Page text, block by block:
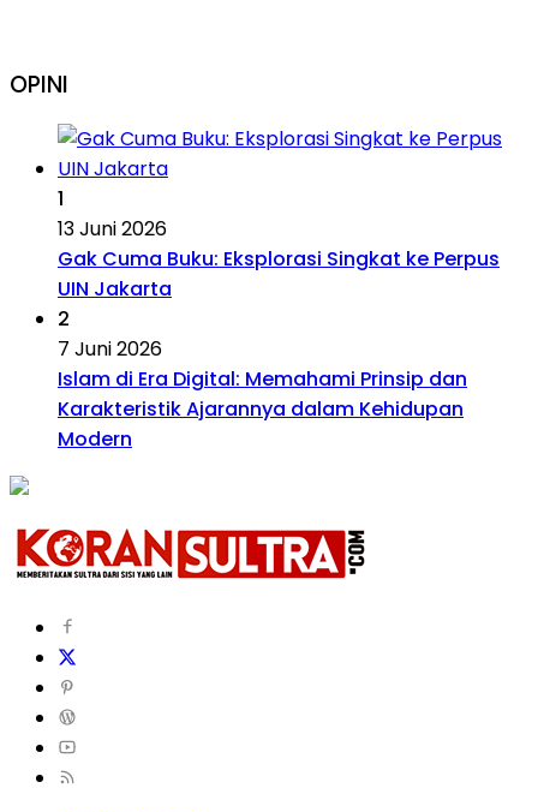
OPINI
1
13 Juni 2026
Gak Cuma Buku: Eksplorasi Singkat ke Perpus
UIN Jakarta
2
7 Juni 2026
Islam di Era Digital: Memahami Prinsip dan
Karakteristik Ajarannya dalam Kehidupan
Modern